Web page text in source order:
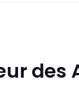
des